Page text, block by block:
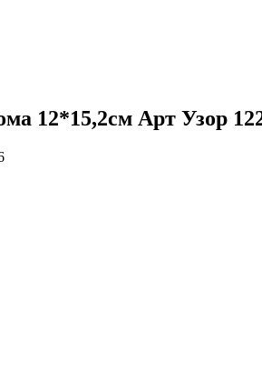
12*15,2см Арт Узор